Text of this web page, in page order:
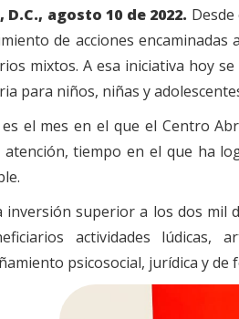
D.C., agosto 10 de 2022.
de acciones
mixtos. A esa iniciativa hoy
para niños, niñas y
el mes en el que el Centro
atención, tiempo en el que ha
inversión superior a los dos mil
actividades lúdicas,
psicosocial, jurídica y